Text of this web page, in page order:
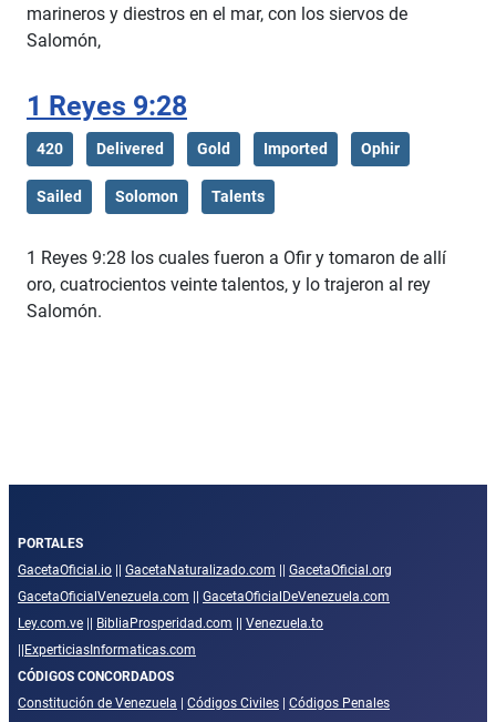
marineros y diestros en el mar, con los siervos de
Salomón,
1 Reyes 9:28
420 Delivered Gold Imported Ophir
Sailed Solomon Talents
1 Reyes 9:28 los cuales fueron a Ofir y tomaron de allí
oro, cuatrocientos veinte talentos, y lo trajeron al rey
Salomón.
PORTALES
GacetaOficial.io
GacetaNaturalizado.com
GacetaOficial.org
GacetaOficialVenezuela.com
GacetaOficialDeVenezuela.com
Ley.com.ve
BibliaProsperidad.com
Venezuela.to
ExperticiasInformaticas.com
CÓDIGOS CONCORDADOS
Constitución de Venezuela
Códigos Civiles Códigos Penales